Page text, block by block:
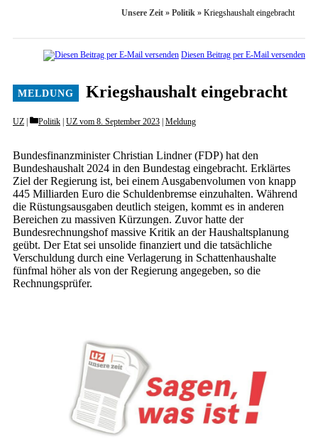
Unsere Zeit » Politik » Kriegshaushalt ­eingebracht
Diesen Beitrag per E-Mail versenden
Kriegshaushalt ­eingebracht
UZ Categories
Politik UZ vom 8. September 2023 Meldung
Bundesfinanzminister Christian Lindner (FDP) hat den
Bundeshaushalt 2024 in den Bundestag eingebracht. Erklärtes
Ziel der Regierung ist, bei einem Ausgabenvolumen von knapp
445 Milliarden Euro die Schuldenbremse einzuhalten. Während
die Rüstungsausgaben deutlich steigen, kommt es in anderen
Bereichen zu massiven Kürzungen. Zuvor hatte der
Bundesrechnungshof massive Kritik an der Haushaltsplanung
geübt. Der Etat sei unsolide finanziert und die tatsächliche
Verschuldung durch eine Verlagerung in Schattenhaushalte
fünfmal höher als von der Regierung angegeben, so die
Rechnungsprüfer.